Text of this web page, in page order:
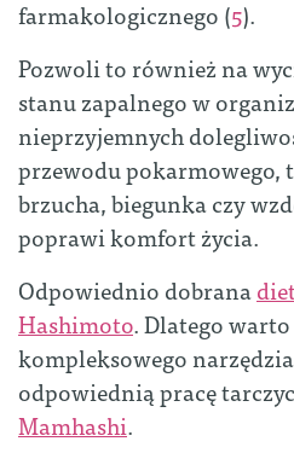
farmakologicznego (5).
Pozwoli to również na
stanu zapalnego w
nieprzyjemnych
przewodu pokarmowego,
brzucha, biegunka czy
poprawi komfort życia.
Odpowiednio dobrana
Hashimoto. Dlatego
kompleksowego
odpowiednią pracę
Mamhashi.